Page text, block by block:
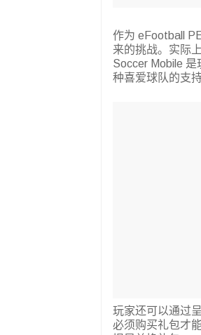
作为 eFootball
来的挑战。实际
Soccer Mobile
种喜爱球队的支
玩家还可以通过
必须购买礼包才